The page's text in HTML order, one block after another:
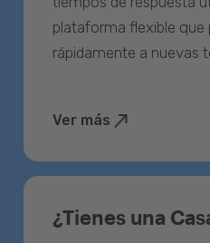
plataforma flexible que
rápidamente a nuevas
Ver más
¿Tienes una